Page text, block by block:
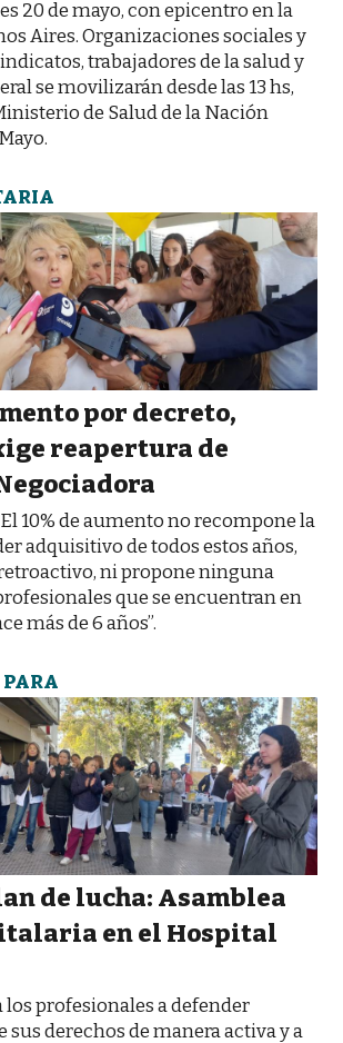
20 de mayo, con epicentro en la
Aires. Organizaciones sociales y
trabajadores de la salud y
se movilizarán desde las 13 hs,
de Salud de la Nación
por decreto,
reapertura de
10% de aumento no recompone la
adquisitivo de todos estos años,
ni propone ninguna
que se encuentran en
más de 6 años”.
PARA
de lucha: Asamblea
en el Hospital
los profesionales a defender
derechos de manera activa y a